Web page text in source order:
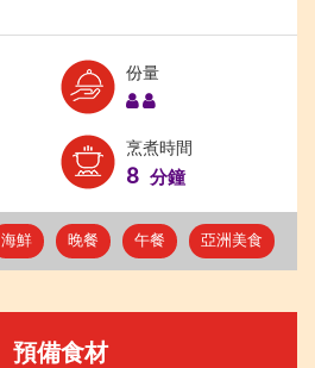
份量Serves:
烹煮時間
8 分鐘
海鮮 晚餐 午餐 亞洲美食
預備食材